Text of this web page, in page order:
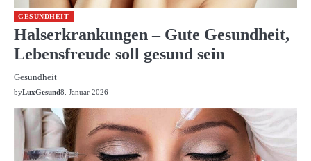
GESUNDHEIT
Halserkrankungen – Gute Gesundheit,
Lebensfreude soll gesund sein
Gesundheit
byLuxGesund8. Januar 2026